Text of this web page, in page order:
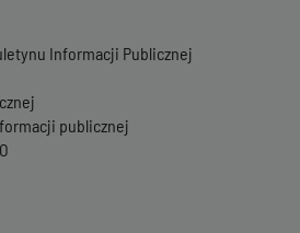
Informacji Publicznej
publicznej